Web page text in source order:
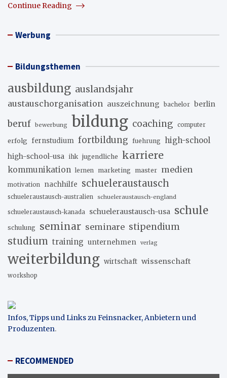
Continue Reading
Werbung
Bildungsthemen
ausbildung auslandsjahr
austauschorganisation auszeichnung bachelor berlin
beruf bewerbung bildung coaching computer
erfolg fernstudium fortbildung fuehrung high-school
high-school-usa ihk jugendliche karriere
kommunikation lernen marketing master medien
motivation nachhilfe schueleraustausch
schueleraustausch-australien schueleraustausch-england
schueleraustausch-kanada schueleraustausch-usa schule
schulung seminar seminare stipendium
studium training unternehmen verlag
weiterbildung wirtschaft wissenschaft
workshop
Infos, Tipps und Links zu Feinsnacker, Anbietern und
Produzenten.
RECOMMENDED